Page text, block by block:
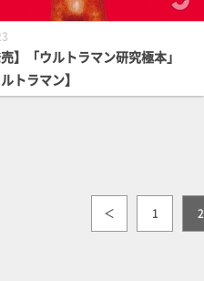
売】「ウルトラマン研究極本」
トラマン】
＜ 1 2